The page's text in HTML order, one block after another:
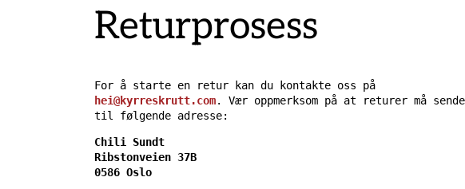
Returprosess
For å starte en retur kan du kontakte oss på
hei@kyrreskrutt.com. Vær oppmerksom på at returer må
til følgende adresse:
Chili Sundt
Ribstonveien 37B
0586 Oslo